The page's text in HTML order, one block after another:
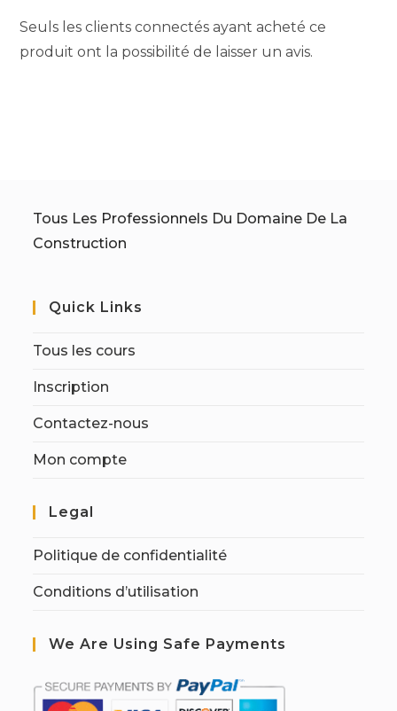
Seuls les clients connectés ayant acheté ce
produit ont la possibilité de laisser un avis.
Tous Les Professionnels Du Domaine De La
Construction
Quick Links
Tous les cours
Inscription
Contactez-nous
Mon compte
Legal
Politique de confidentialité
Conditions d’utilisation
We Are Using Safe Payments